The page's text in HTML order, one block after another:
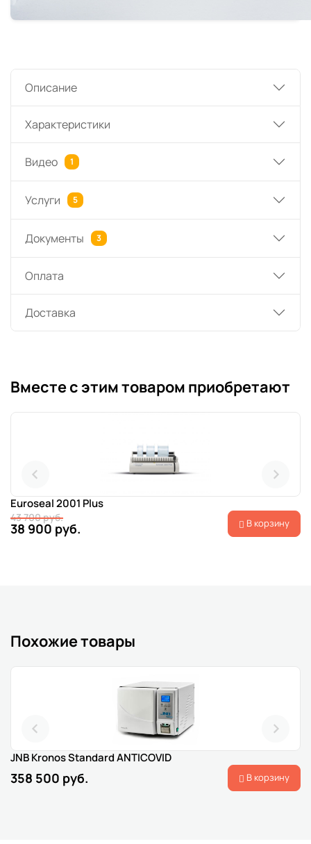
Описание
Характеристики
Видео 1
Услуги 5
Документы 3
Оплата
Доставка
Вместе с этим товаром приобретают
Euroseal 2001 Plus
38 900 руб.
43 700 руб. В корзину
Похожие товары
JNB Kronos Standard ANTICOVID
358 500 руб. В корзину